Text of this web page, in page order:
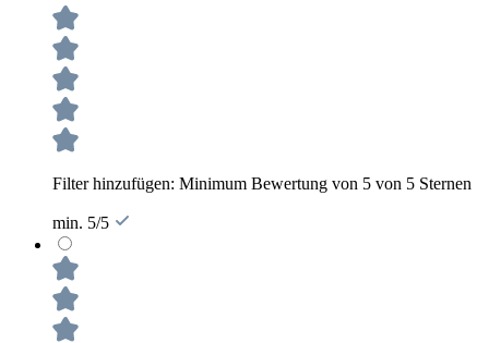
Filter hinzufügen: Minimum Bewertung von 5 von 5 Sternen
min. 5/5